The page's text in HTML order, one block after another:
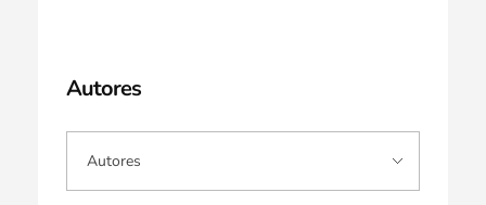
Autores